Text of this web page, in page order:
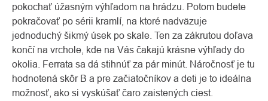
pokochať úžasným výhľadom na hrádzu. Potom budete
pokračovať po sérii kramlí, na ktoré nadväzuje
jednoduchý šikmý úsek po skale. Ten za zákrutou doľava
končí na vrchole, kde na Vás čakajú krásne výhľady do
okolia. Ferrata sa dá stihnúť za pár minút. Náročnosť je tu
hodnotená skôr B a pre začiatočníkov a deti je to ideálna
možnosť, ako si vyskúšať čaro zaistených ciest.